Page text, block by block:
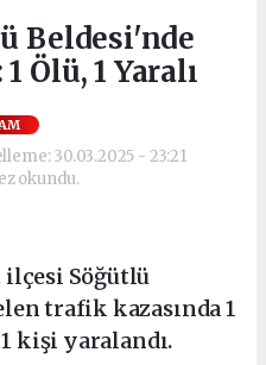
Beldesi'nde
Ölü, 1 Yaralı
30.03.2025 - 23:21
okundu.
Söğütlü
trafik kazasında 1
kişi yaralandı.